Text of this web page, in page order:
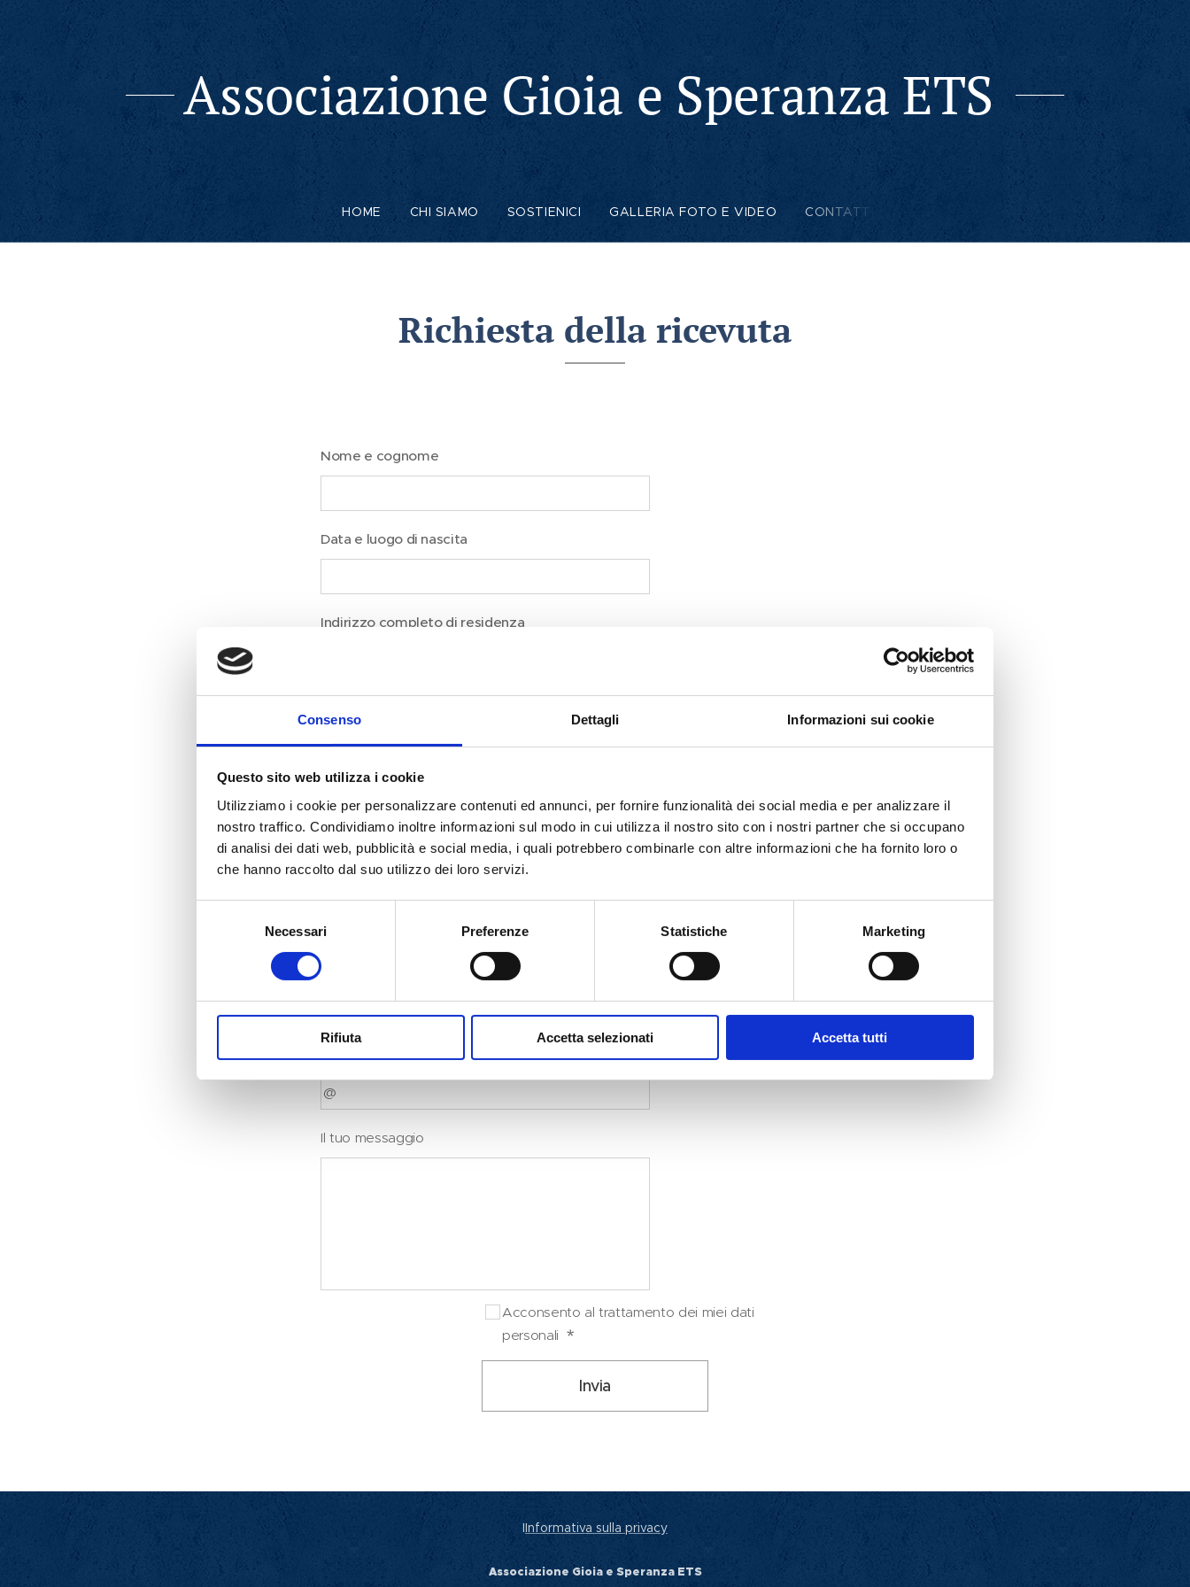
Consenso Dettagli Informazioni sui cookie
Questo sito web utilizza i cookie
Utilizziamo i cookie per personalizzare contenuti ed annunci, per fornire funzionalità dei social media e per analizzare il
nostro traffico. Condividiamo inoltre informazioni sul modo in cui utilizza il nostro sito con i nostri partner che si occupano
di analisi dei dati web, pubblicità e social media, i quali potrebbero combinarle con altre informazioni che ha fornito loro o
che hanno raccolto dal suo utilizzo dei loro servizi.
Necessari Preferenze Statistiche Marketing
Rifiuta Accetta selezionati Accetta tutti
Associazione Gioia e Speranza ETS
HOME CHI SIAMO SOSTIENICI GALLERIA FOTO E VIDEO CONTATTI
Richiesta della ricevuta
Nome e cognome
Data e luogo di nascita
Indirizzo completo di residenza
Codice fiscale
Modalità
E-mail
Il tuo messaggio
Acconsento al trattamento dei miei dati
personali
Invia
IInformativa sulla privacy
Associazione Gioia e Speranza ETS